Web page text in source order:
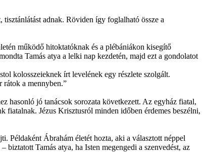
adnak. Röviden így foglalható össze a
működő hitoktatóknak és a plébániákon kisegítő
Tamás atya a lelki nap kezdetén, majd ezt a gondolatot
kolosszeieknek írt levelének egy részlete szolgált.
rátok a mennyben.”
hasonló jó tanácsok sorozata következett. Az egyház fiatal,
fiatalnak. Jézus Krisztusról minden időben érdemes beszélni,
Példaként Ábrahám életét hozta, aki a választott néppel
Tamás atya, ha Isten megengedi a szenvedést, az